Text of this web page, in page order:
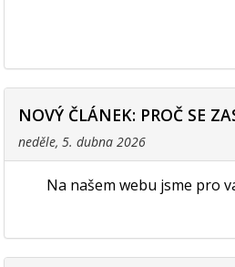
NOVÝ ČLÁNEK: PROČ SE
neděle, 5. dubna 2026
Na našem webu jsme pro